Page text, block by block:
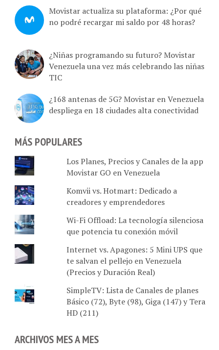
Movistar actualiza su plataforma: ¿Por qué
no podré recargar mi saldo por 48 horas?
¿Niñas programando su futuro? Movistar
Venezuela una vez más celebrando las niñas
TIC
¿168 antenas de 5G? Movistar en Venezuela
despliega en 18 ciudades alta conectividad
MÁS POPULARES
Los Planes, Precios y Canales de la app
Movistar GO en Venezuela
Komvii vs. Hotmart: Dedicado a
creadores y emprendedores
Wi-Fi Offload: La tecnología silenciosa
que potencia tu conexión móvil
Internet vs. Apagones: 5 Mini UPS que
te salvan el pellejo en Venezuela
(Precios y Duración Real)
SimpleTV: Lista de Canales de planes
Básico (72), Byte (98), Giga (147) y Tera
HD (211)
ARCHIVOS MES A MES